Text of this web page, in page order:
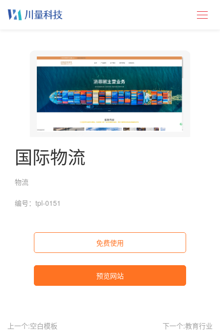
国际物流
物流
编号：tpl-0151
免费使用
预览网站
上一个:空白模板 下一个:教育行业